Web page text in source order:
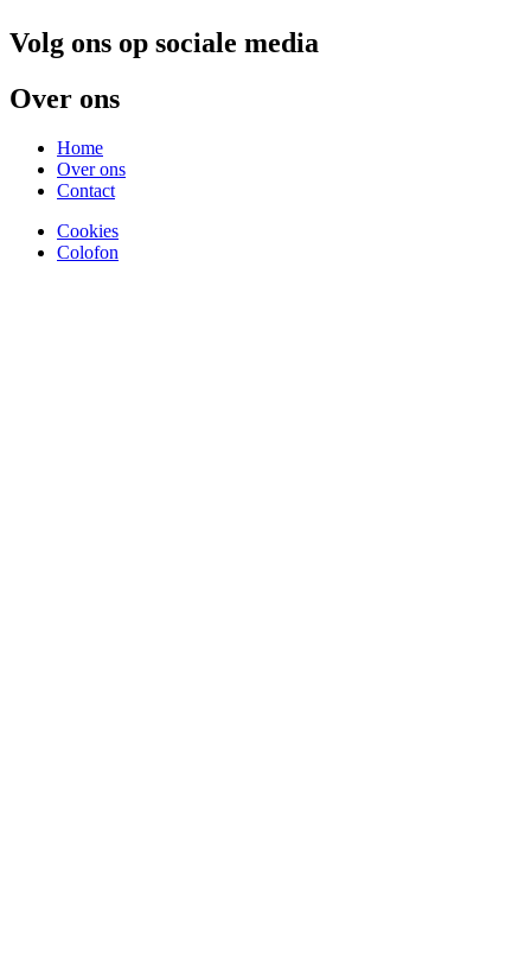
Volg ons op sociale media
Over ons
Home
Over ons
Contact
Cookies
Colofon